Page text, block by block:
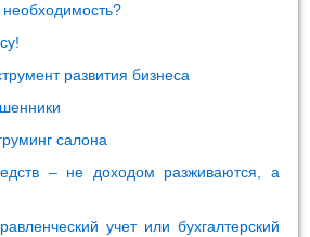
развития бизнеса
салона
– не доходом разживаются, а
учет или бухгалтерский